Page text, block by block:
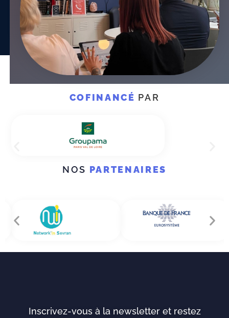
COFINANCÉ PAR
NOS PARTENAIRES
Inscrivez-vous à la newsletter et restez